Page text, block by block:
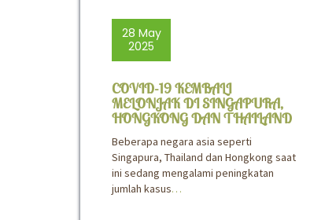
28 May
2025
COVID-19 KEMBALI
MELONJAK DI SINGAPURA,
HONGKONG DAN THAILAND
Beberapa negara asia seperti
Singapura, Thailand dan Hongkong saat
ini sedang mengalami peningkatan
jumlah kasus…